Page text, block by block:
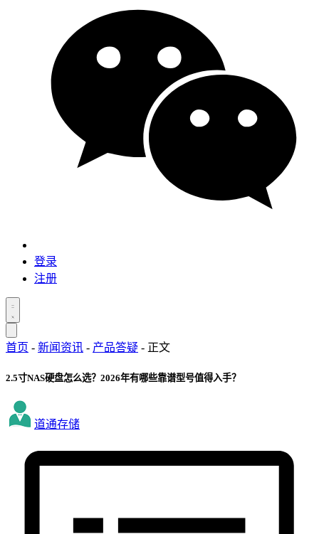
登录
注册
首页 - 新闻资讯 - 产品答疑 - 正文
2.5寸NAS硬盘怎么选？2026年有哪些靠谱型号值得入手？
道通存储